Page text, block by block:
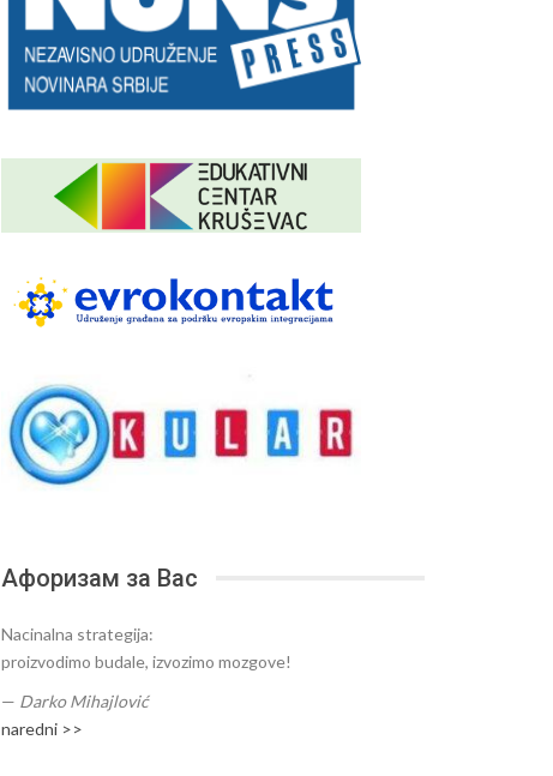
Афоризам за Вас
Nacinalna strategija:
proizvodimo budale, izvozimo mozgove!
— Darko Mihajlović
naredni >>